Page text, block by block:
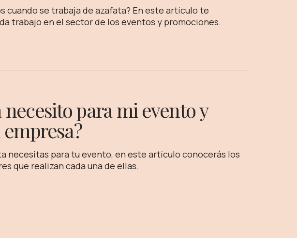
cuando se trabaja de azafata? En este artículo te
trabajo en el sector de los eventos y promociones.
para mi evento y
necesitas para tu evento, en este artículo conocerás los
que realizan cada una de ellas.